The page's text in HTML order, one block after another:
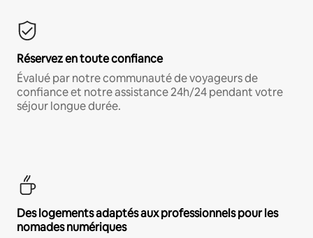
Réservez en toute confiance
Évalué par notre communauté de voyageurs de
confiance et notre assistance 24h/24 pendant votre
séjour longue durée.
Des logements adaptés aux professionnels pour les
nomades numériques